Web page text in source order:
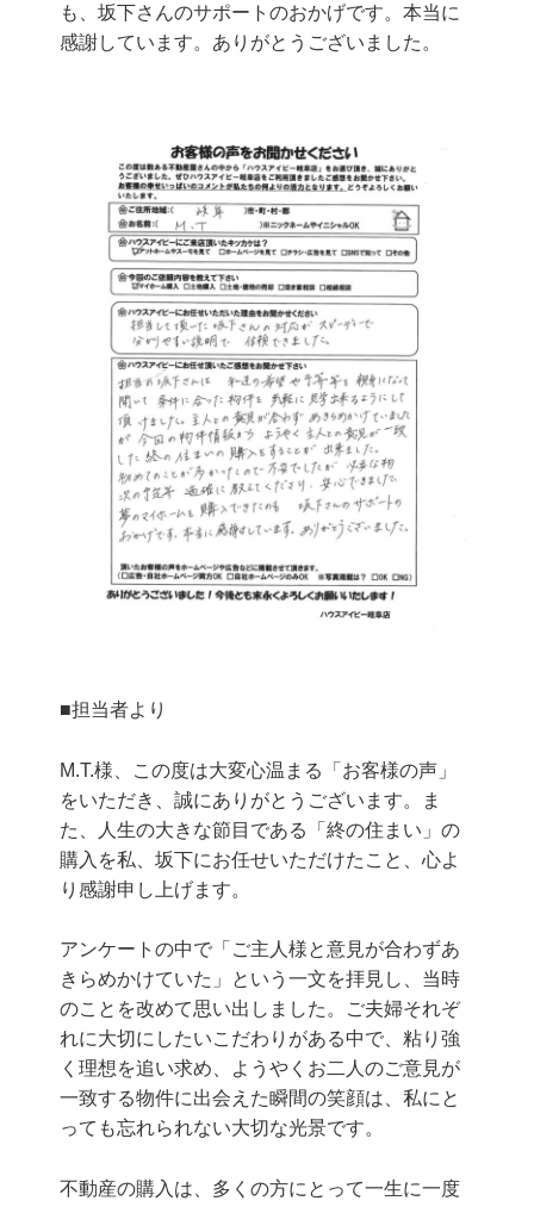
も、坂下さんのサポートのおかげです。本当に
感謝しています。ありがとうございました。
■担当者より
M.T.様、この度は大変心温まる「お客様の声」
をいただき、誠にありがとうございます。ま
た、人生の大きな節目である「終の住まい」の
購入を私、坂下にお任せいただけたこと、心よ
り感謝申し上げます。
アンケートの中で「ご主人様と意見が合わずあ
きらめかけていた」という一文を拝見し、当時
のことを改めて思い出しました。ご夫婦それぞ
れに大切にしたいこだわりがある中で、粘り強
く理想を追い求め、ようやくお二人のご意見が
一致する物件に出会えた瞬間の笑顔は、私にと
っても忘れられない大切な光景です。
不動産の購入は、多くの方にとって一生に一度